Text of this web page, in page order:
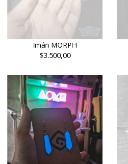
Imán MORPH
$3.500,00